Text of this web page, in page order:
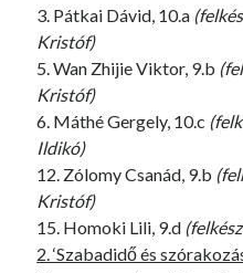
3. Pátkai Dávid, 10.a
Kristóf)
5. Wan Zhijie Viktor, 9.b
Kristóf)
6. Máthé Gergely, 10.c
Ildikó)
12. Zólomy Csanád, 9.b
Kristóf)
15. Homoki Lili, 9.d
2. ‘Szabadidő és